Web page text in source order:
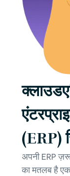
(ERP)
अपनी ERP
का मतलब है